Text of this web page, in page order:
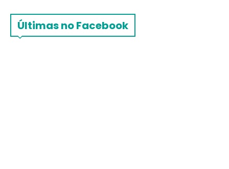
Últimas no Facebook